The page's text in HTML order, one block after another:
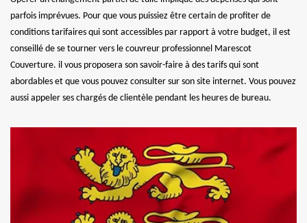
parfois imprévues. Pour que vous puissiez être certain de profiter de
conditions tarifaires qui sont accessibles par rapport à votre budget, il est
conseillé de se tourner vers le couvreur professionnel Marescot
Couverture. il vous proposera son savoir-faire à des tarifs qui sont
abordables et que vous pouvez consulter sur son site internet. Vous pouvez
aussi appeler ses chargés de clientèle pendant les heures de bureau.